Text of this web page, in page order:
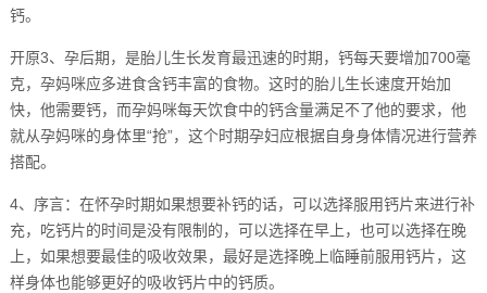
钙。
开原3、孕后期，是胎儿生长发育最迅速的时期，钙每天要增加700毫
克，孕妈咪应多进食含钙丰富的食物。这时的胎儿生长速度开始加
快，他需要钙，而孕妈咪每天饮食中的钙含量满足不了他的要求，他
就从孕妈咪的身体里“抢”，这个时期孕妇应根据自身身体情况进行营养
搭配。
4、序言：在怀孕时期如果想要补钙的话，可以选择服用钙片来进行补
充，吃钙片的时间是没有限制的，可以选择在早上，也可以选择在晚
上，如果想要最佳的吸收效果，最好是选择晚上临睡前服用钙片，这
样身体也能够更好的吸收钙片中的钙质。